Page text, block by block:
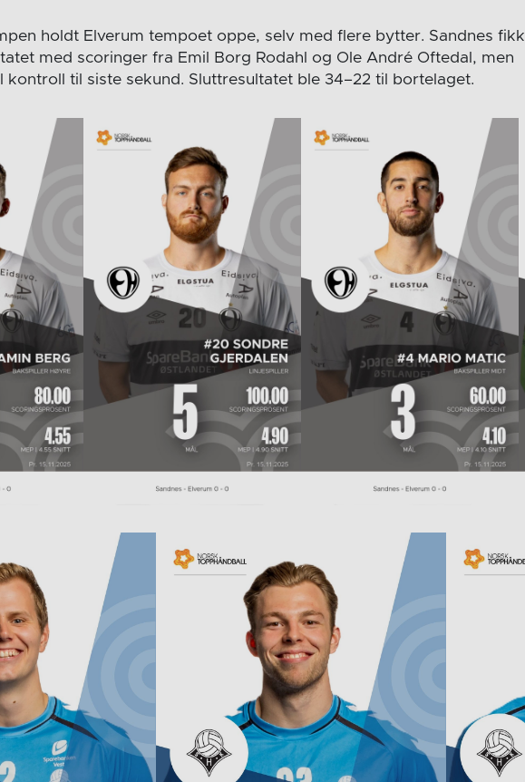
holdt Elverum tempoet oppe, selv med flere bytter. Sandnes fikk
med scoringer fra Emil Borg Rodahl og Ole André Oftedal, men
kontroll til siste sekund. Sluttresultatet ble 34–22 til bortelaget.